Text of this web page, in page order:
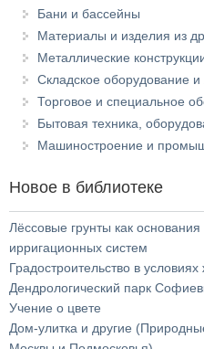
Бани и бассейны
Материалы и изделия из
Металлические
Складское оборудование и
Торговое и специальное
Бытовая техника,
Машиностроение и
Новое в библиотеке
Лёссовые грунты как
ирригационных систем
Градостроительство в
Дендрологический парк
Учение о цвете
Дом-улитка и другие